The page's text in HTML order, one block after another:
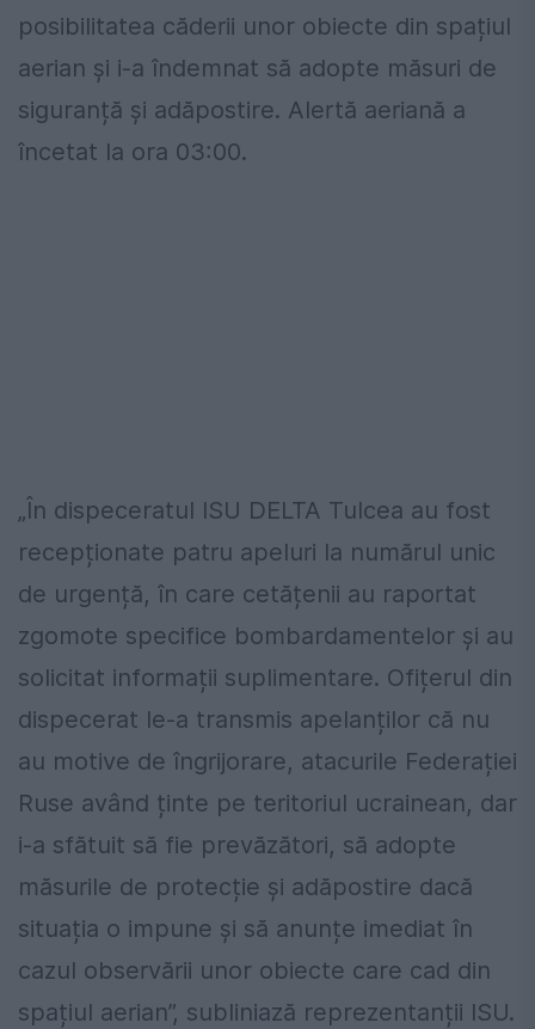
posibilitatea căderii unor obiecte din spațiul
aerian și i-a îndemnat să adopte măsuri de
siguranță și adăpostire. Alertă aeriană a
încetat la ora 03:00.
„În dispeceratul ISU DELTA Tulcea au fost
recepționate patru apeluri la numărul unic
de urgență, în care cetățenii au raportat
zgomote specifice bombardamentelor și au
solicitat informații suplimentare. Ofițerul din
dispecerat le-a transmis apelanților că nu
au motive de îngrijorare, atacurile Federației
Ruse având ținte pe teritoriul ucrainean, dar
i-a sfătuit să fie prevăzători, să adopte
măsurile de protecție și adăpostire dacă
situația o impune și să anunțe imediat în
cazul observării unor obiecte care cad din
spațiul aerian”, subliniază reprezentanții ISU.